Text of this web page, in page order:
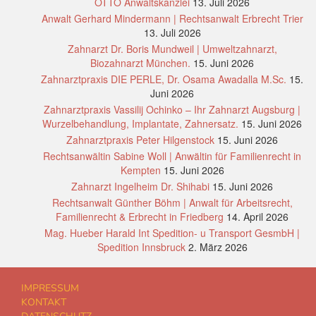
Anwalt Gerhard Mindermann | Rechtsanwalt Erbrecht Trier
13. Juli 2026
Zahnarzt Dr. Boris Mundweil | Umweltzahnarzt,
Biozahnarzt München. 15. Juni 2026
Zahnarztpraxis DIE PERLE, Dr. Osama Awadalla M.Sc. 15.
Juni 2026
Zahnarztpraxis Vassilij Ochinko – Ihr Zahnarzt Augsburg |
Wurzelbehandlung, Implantate, Zahnersatz. 15. Juni 2026
Zahnarztpraxis Peter Hilgenstock 15. Juni 2026
Rechtsanwältin Sabine Woll | Anwältin für Familienrecht in
Kempten 15. Juni 2026
Zahnarzt Ingelheim Dr. Shihabi 15. Juni 2026
Rechtsanwalt Günther Böhm | Anwalt für Arbeitsrecht,
Familienrecht & Erbrecht in Friedberg 14. April 2026
Mag. Hueber Harald Int Spedition- u Transport GesmbH |
Spedition Innsbruck 2. März 2026
IMPRESSUM
KONTAKT